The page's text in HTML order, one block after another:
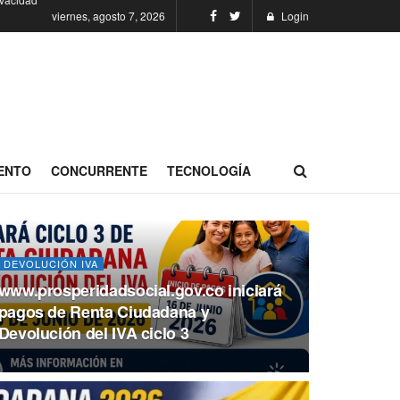
viernes, agosto 7, 2026
Login
CONCURRENTE TECNOLOGÍA
DEVOLUCIÓN IVA
iniciará
de Renta Ciudadana y
del IVA ciclo 3